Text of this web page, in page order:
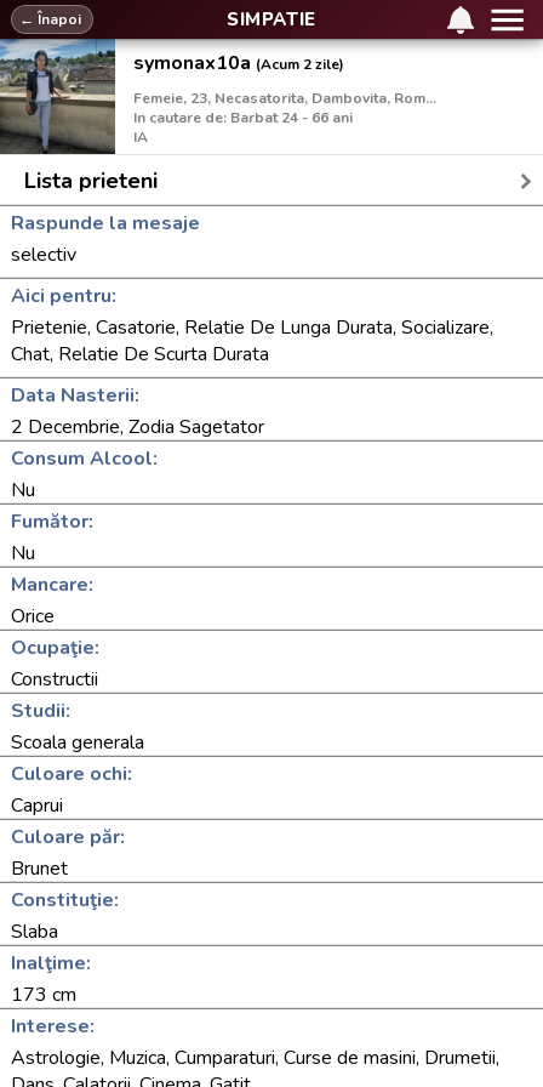
SIMPATIE
← Înapoi
symonax10a (Acum 2 zile)
Femeie, 23, Necasatorita, Dambovita, Romania
In cautare de: Barbat 24 - 66 ani
IA
Lista prieteni
Raspunde la mesaje
selectiv
Aici pentru:
Prietenie, Casatorie, Relatie De Lunga Durata, Socializare,
Chat, Relatie De Scurta Durata
Data Nasterii:
2 Decembrie, Zodia Sagetator
Consum Alcool:
Nu
Fumător:
Nu
Mancare:
Orice
Ocupaţie:
Constructii
Studii:
Scoala generala
Culoare ochi:
Caprui
Culoare păr:
Brunet
Constituţie:
Slaba
Inalţime:
173 cm
Interese:
Astrologie, Muzica, Cumparaturi, Curse de masini, Drumetii,